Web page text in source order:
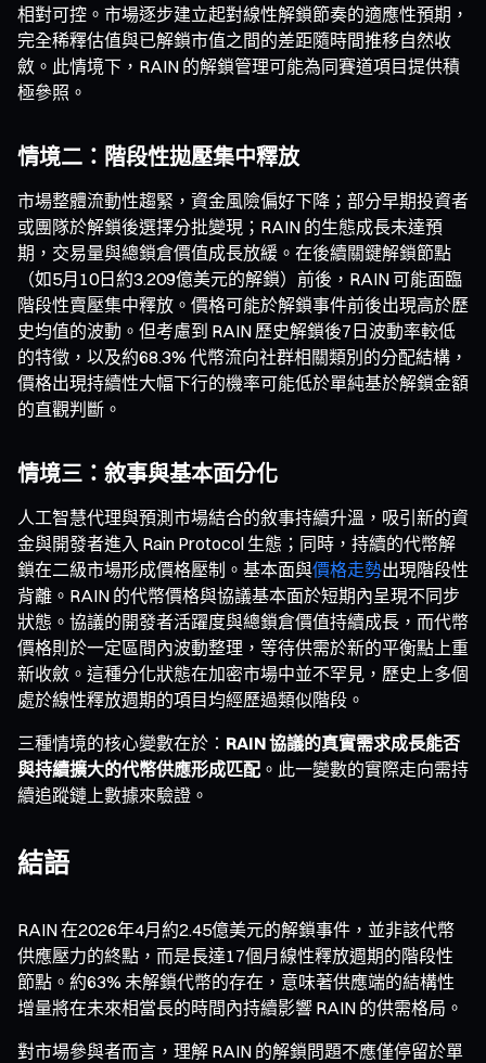
相對可控。市場逐步建立起對線性解鎖節奏的適應性預期，
完全稀釋估值與已解鎖市值之間的差距隨時間推移自然收
斂。此情境下，RAIN 的解鎖管理可能為同賽道項目提供積
極參照。
情境二：階段性拋壓集中釋放
市場整體流動性趨緊，資金風險偏好下降；部分早期投資者
或團隊於解鎖後選擇分批變現；RAIN 的生態成長未達預
期，交易量與總鎖倉價值成長放緩。在後續關鍵解鎖節點
（如5月10日約3.209億美元的解鎖）前後，RAIN 可能面臨
階段性賣壓集中釋放。價格可能於解鎖事件前後出現高於歷
史均值的波動。但考慮到 RAIN 歷史解鎖後7日波動率較低
的特徵，以及約68.3% 代幣流向社群相關類別的分配結構，
價格出現持續性大幅下行的機率可能低於單純基於解鎖金額
的直觀判斷。
情境三：敘事與基本面分化
人工智慧代理與預測市場結合的敘事持續升溫，吸引新的資
金與開發者進入 Rain Protocol 生態；同時，持續的代幣解
鎖在二級市場形成價格壓制。基本面與價格走勢出現階段性
背離。RAIN 的代幣價格與協議基本面於短期內呈現不同步
狀態。協議的開發者活躍度與總鎖倉價值持續成長，而代幣
價格則於一定區間內波動整理，等待供需於新的平衡點上重
新收斂。這種分化狀態在加密市場中並不罕見，歷史上多個
處於線性釋放週期的項目均經歷過類似階段。
三種情境的核心變數在於： RAIN 協議的真實需求成長能否
與持續擴大的代幣供應形成匹配 。此一變數的實際走向需持
續追蹤鏈上數據來驗證。
結語
RAIN 在2026年4月約2.45億美元的解鎖事件，並非該代幣
供應壓力的終點，而是長達17個月線性釋放週期的階段性
節點。約63% 未解鎖代幣的存在，意味著供應端的結構性
增量將在未來相當長的時間內持續影響 RAIN 的供需格局。
對市場參與者而言，理解 RAIN 的解鎖問題不應僅停留於單